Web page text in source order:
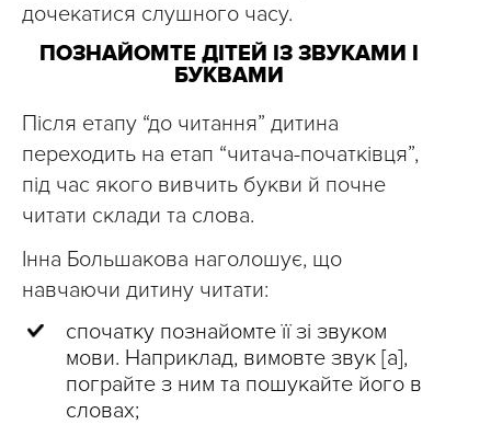
дочекатися слушного часу.
ПОЗНАЙОМТЕ ДІТЕЙ ІЗ ЗВУКАМИ І
БУКВАМИ
Після етапу “до читання” дитина
переходить на етап “читача-початківця”,
під час якого вивчить букви й почне
читати склади та слова.
Інна Большакова наголошує, що
навчаючи дитину читати:
спочатку познайомте її зі звуком
мови. Наприклад, вимовте звук [а],
пограйте з ним та пошукайте його в
словах;